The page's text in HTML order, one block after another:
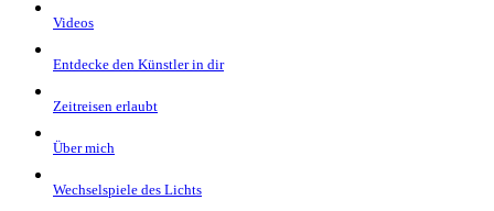
Videos
Entdecke den Künstler in dir
Zeitreisen erlaubt
Über mich
Wechselspiele des Lichts